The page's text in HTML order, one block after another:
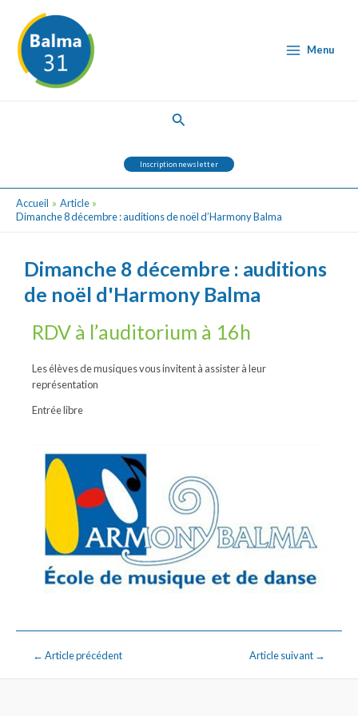
contenu
MenuMenu
Rechercher
Inscription newsletter
Accueil
Article
Dimanche 8 décembre : auditions de noël d’Harmony Balma
Dimanche 8 décembre : auditions
de noël d'Harmony Balma
RDV à l’auditorium à 16h
Les élèves de musiques vous invitent à assister à leur
représentation
Entrée libre
navigation
← Article précédent Article suivant →